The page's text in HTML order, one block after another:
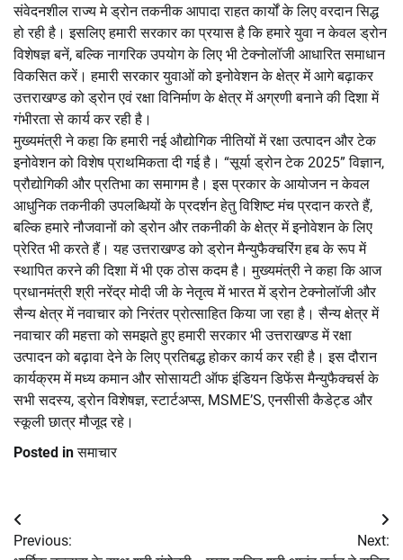
संवेदनशील राज्य मे ड्रोन तकनीक आपादा राहत कार्यों के लिए वरदान सिद्ध
हो रही है। इसलिए हमारी सरकार का प्रयास है कि हमारे युवा न केवल ड्रोन
विशेषज्ञ बनें, बल्कि नागरिक उपयोग के लिए भी टेक्नोलॉजी आधारित समाधान
विकसित करें। हमारी सरकार युवाओं को इनोवेशन के क्षेत्र में आगे बढ़ाकर
उत्तराखण्ड को ड्रोन एवं रक्षा विनिर्माण के क्षेत्र में अग्रणी बनाने की दिशा में
गंभीरता से कार्य कर रही है।
मुख्यमंत्री ने कहा कि हमारी नई औद्योगिक नीतियों में रक्षा उत्पादन और टेक
इनोवेशन को विशेष प्राथमिकता दी गई है। “सूर्या ड्रोन टेक 2025” विज्ञान,
प्रौद्योगिकी और प्रतिभा का समागम है। इस प्रकार के आयोजन न केवल
आधुनिक तकनीकी उपलब्धियों के प्रदर्शन हेतु विशिष्ट मंच प्रदान करते हैं,
बल्कि हमारे नौजवानों को ड्रोन और तकनीकी के क्षेत्र में इनोवेशन के लिए
प्रेरित भी करते हैं। यह उत्तराखण्ड को ड्रोन मैन्युफैक्चरिंग हब के रूप में
स्थापित करने की दिशा में भी एक ठोस कदम है। मुख्यमंत्री ने कहा कि आज
प्रधानमंत्री श्री नरेंद्र मोदी जी के नेतृत्व में भारत में ड्रोन टेक्नोलॉजी और
सैन्य क्षेत्र में नवाचार को निरंतर प्रोत्साहित किया जा रहा है। सैन्य क्षेत्र में
नवाचार की महत्ता को समझते हुए हमारी सरकार भी उत्तराखण्ड में रक्षा
उत्पादन को बढ़ावा देने के लिए प्रतिबद्ध होकर कार्य कर रही है। इस दौरान
कार्यक्रम में मध्य कमान और सोसायटी ऑफ इंडियन डिफेंस मैन्युफैक्चर्स के
सभी सदस्य, ड्रोन विशेषज्ञ, स्टार्टअप्स, MSME’S, एनसीसी कैडेट्ड और
स्कूली छात्र मौजूद रहे।
Posted inसमाचार
Post
Previous:
Next: